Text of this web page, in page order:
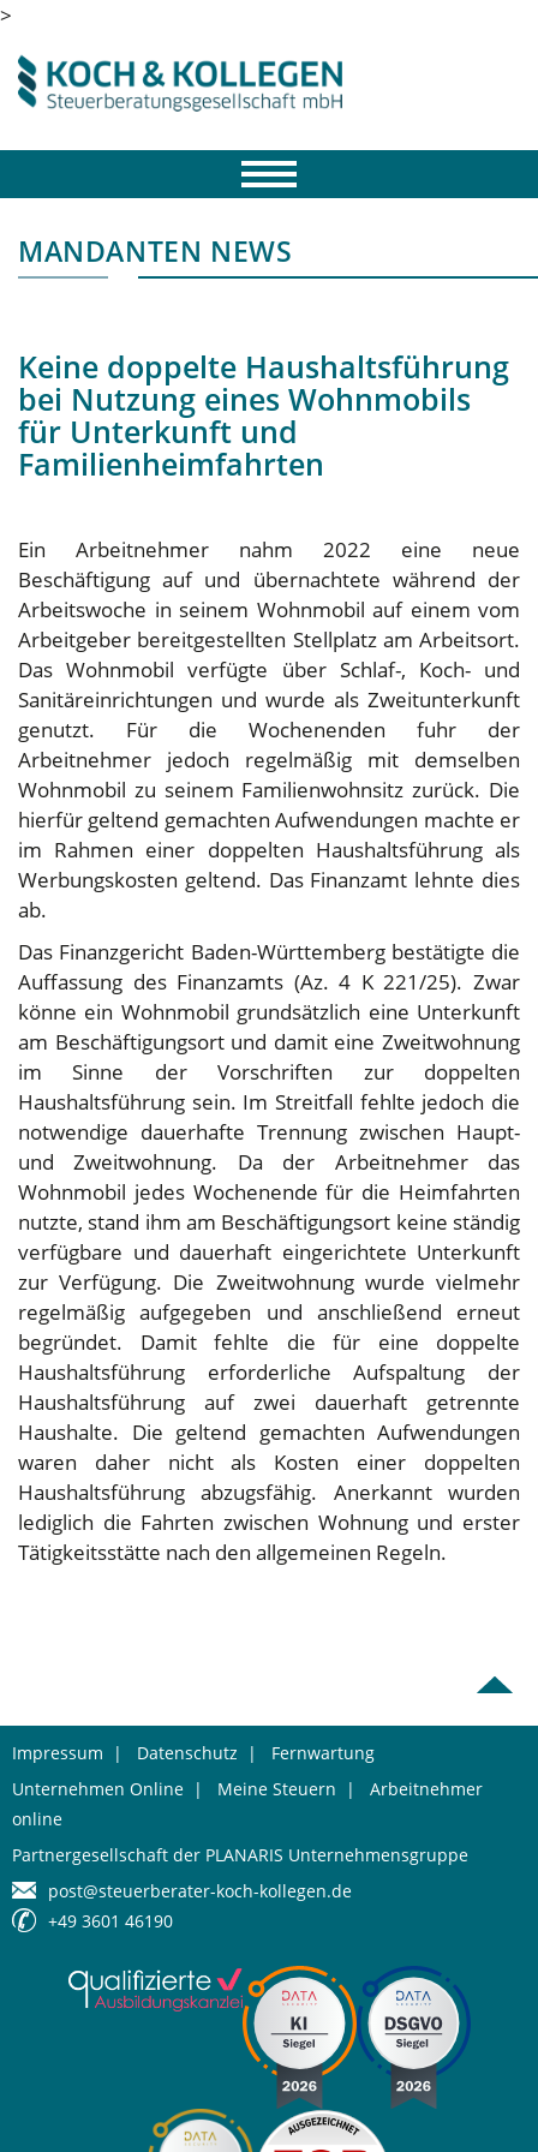
>
MANDANTEN NEWS
Keine doppelte Haushaltsführung
bei Nutzung eines Wohnmobils
für Unterkunft und
Familienheimfahrten
Ein Arbeitnehmer nahm 2022 eine neue
Beschäftigung auf und übernachtete während der
Arbeitswoche in seinem Wohnmobil auf einem vom
Arbeitgeber bereitgestellten Stellplatz am Arbeitsort.
Das Wohnmobil verfügte über Schlaf-, Koch- und
Sanitäreinrichtungen und wurde als Zweitunterkunft
genutzt. Für die Wochenenden fuhr der
Arbeitnehmer jedoch regelmäßig mit demselben
Wohnmobil zu seinem Familienwohnsitz zurück. Die
hierfür geltend gemachten Aufwendungen machte er
im Rahmen einer doppelten Haushaltsführung als
Werbungskosten geltend. Das Finanzamt lehnte dies
ab.
Das Finanzgericht Baden-Württemberg bestätigte die
Auffassung des Finanzamts (Az. 4 K 221/25). Zwar
könne ein Wohnmobil grundsätzlich eine Unterkunft
am Beschäftigungsort und damit eine Zweitwohnung
im Sinne der Vorschriften zur doppelten
Haushaltsführung sein. Im Streitfall fehlte jedoch die
notwendige dauerhafte Trennung zwischen Haupt-
und Zweitwohnung. Da der Arbeitnehmer das
Wohnmobil jedes Wochenende für die Heimfahrten
nutzte, stand ihm am Beschäftigungsort keine ständig
verfügbare und dauerhaft eingerichtete Unterkunft
zur Verfügung. Die Zweitwohnung wurde vielmehr
regelmäßig aufgegeben und anschließend erneut
begründet. Damit fehlte die für eine doppelte
Haushaltsführung erforderliche Aufspaltung der
Haushaltsführung auf zwei dauerhaft getrennte
Haushalte. Die geltend gemachten Aufwendungen
waren daher nicht als Kosten einer doppelten
Haushaltsführung abzugsfähig. Anerkannt wurden
lediglich die Fahrten zwischen Wohnung und erster
Tätigkeitsstätte nach den allgemeinen Regeln.
Impressum | Datenschutz | Fernwartung
Unternehmen Online | Meine Steuern | Arbeitnehmer
online
Partnergesellschaft der PLANARIS Unternehmensgruppe
post@steuerberater-koch-kollegen.de
+49 3601 46190